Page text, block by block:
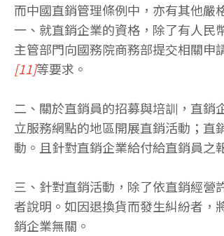
而中國直銷管理條例中，亦有其他嚴
一、就直銷企業的資格，除了有人民
主管部門向國務院商務部提交相關申
[11]等要求。
二、關於直銷員的招募與培訓，直銷
立服務網點的地區開展直銷活動；
動。且針對直銷企業給付給直銷員
三、針對直銷活動，除了依直銷經
者說明。如因退換貨而發生糾紛者，
銷企業無關。